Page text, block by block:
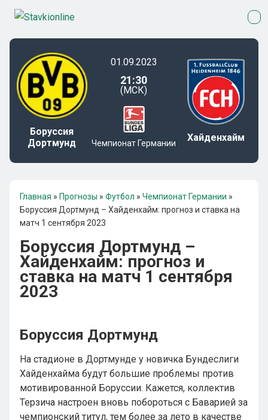
Боруссия
Дортмунд
01.09.2023
21:30
(МСК)
Чемпионат Германии Хайденхайм
Главная » Прогнозы » Футбол » Чемпионат Германии »
Боруссия Дортмунд – Хайденхайм: прогноз и ставка на
матч 1 сентября 2023
Боруссия Дортмунд –
Хайденхайм: прогноз и
ставка на матч 1 сентября
2023
Боруссия Дортмунд
На стадионе в Дортмунде у новичка Бундеслиги
Хайденхайма будут большие проблемы против
мотивированной Боруссии. Кажется, коллектив
Терзича настроен вновь побороться с Баварией за
чемпионский титул, тем более за лето в качестве